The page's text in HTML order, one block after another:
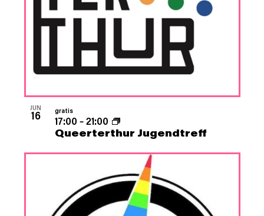
JUN
16
Queerterthur Jugendtreff
17:00 –21:00
gratis